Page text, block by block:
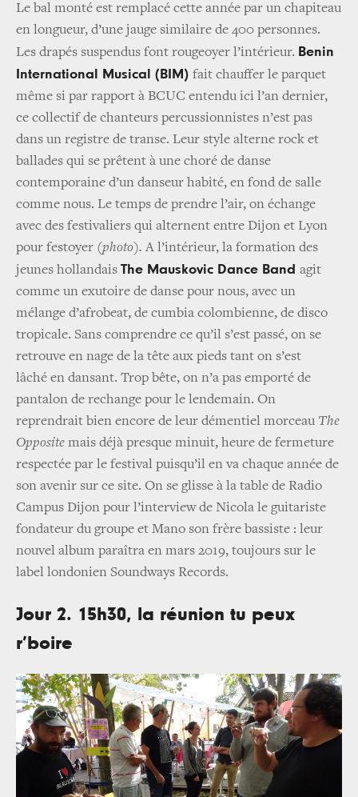
Le bal monté est remplacé cette année par un chapiteau
en longueur, d’une jauge similaire de 400 personnes.
Les drapés suspendus font rougeoyer l’intérieur. Benin
International Musical (BIM) fait chauffer le parquet
même si par rapport à BCUC entendu ici l’an dernier,
ce collectif de chanteurs percussionnistes n’est pas
dans un registre de transe. Leur style alterne rock et
ballades qui se prêtent à une choré de danse
contemporaine d’un danseur habité, en fond de salle
comme nous. Le temps de prendre l’air, on échange
avec des festivaliers qui alternent entre Dijon et Lyon
pour festoyer (photo). A l’intérieur, la formation des
jeunes hollandais The Mauskovic Dance Band agit
comme un exutoire de danse pour nous, avec un
mélange d’afrobeat, de cumbia colombienne, de disco
tropicale. Sans comprendre ce qu’il s’est passé, on se
retrouve en nage de la tête aux pieds tant on s’est
lâché en dansant. Trop bête, on n’a pas emporté de
pantalon de rechange pour le lendemain. On
reprendrait bien encore de leur démentiel morceau The
Opposite mais déjà presque minuit, heure de fermeture
respectée par le festival puisqu’il en va chaque année de
son avenir sur ce site. On se glisse à la table de Radio
Campus Dijon pour l’interview de Nicola le guitariste
fondateur du groupe et Mano son frère bassiste : leur
nouvel album paraîtra en mars 2019, toujours sur le
label londonien Soundways Records.
Jour 2. 15h30, la réunion tu peux
r’boire